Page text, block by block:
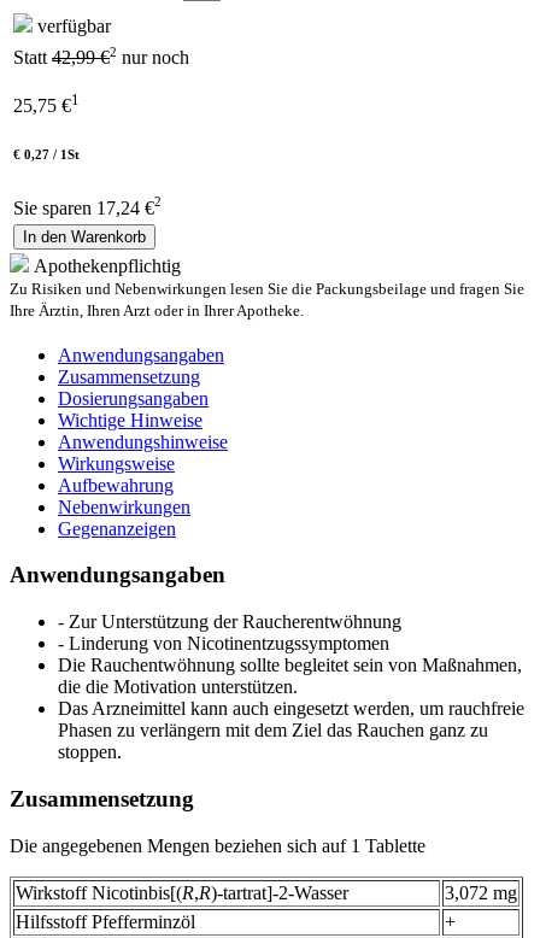
verfügbar
Statt 42,99 €2 nur noch
25,75 €1
€ 0,27 / 1St
Sie sparen 17,24 €2
In den Warenkorb
Apothekenpflichtig
Zu Risiken und Nebenwirkungen lesen Sie die Packungsbeilage und fragen Sie
Ihre Ärztin, Ihren Arzt oder in Ihrer Apotheke.
Anwendungsangaben
Zusammensetzung
Dosierungsangaben
Wichtige Hinweise
Anwendungshinweise
Wirkungsweise
Aufbewahrung
Nebenwirkungen
Gegenanzeigen
Anwendungsangaben
- Zur Unterstützung der Raucherentwöhnung
- Linderung von Nicotinentzugssymptomen
Die Rauchentwöhnung sollte begleitet sein von Maßnahmen,
die die Motivation unterstützen.
Das Arzneimittel kann auch eingesetzt werden, um rauchfreie
Phasen zu verlängern mit dem Ziel das Rauchen ganz zu
stoppen.
Zusammensetzung
Die angegebenen Mengen beziehen sich auf 1 Tablette
Wirkstoff Nicotinbis[(R,R)-tartrat]-2-Wasser
3,072 mg
Hilfsstoff Pfefferminzöl
+